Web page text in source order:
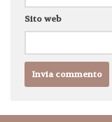
Sito web